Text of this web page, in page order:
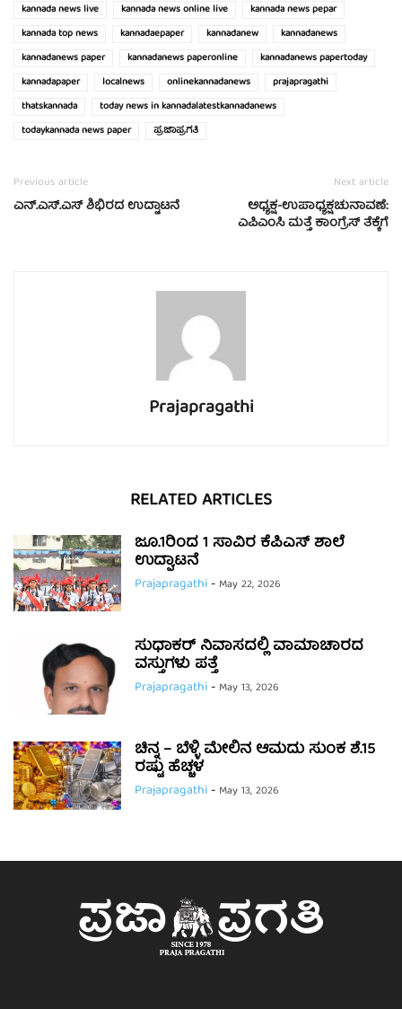
kannada news live
kannada news online live
kannada news pepar
kannada top news
kannadaepaper kannadanew
kannadanews
kannadanews paper
kannadanews paperonline
kannadanews papertoday
kannadapaper
localnews onlinekannadanews
prajapragathi
thatskannada
today news in kannadalatestkannadanews
todaykannada news paper
ಪ್ರಜಾಪ್ರಗತಿ
Previous article
ಎನ್.ಎಸ್.ಎಸ್ ಶಿಭಿರದ ಉದ್ಟಾಟನೆ
Next article
ಅಧ್ಯಕ್ಷ-ಉಪಾಧ್ಯಕ್ಷಚುನಾವಣೆ:
ಎಪಿಎಂಸಿ ಮತ್ತೆ ಕಾಂಗ್ರೆಸ್ ತೆಕ್ಕೆಗೆ
Prajapragathi
RELATED ARTICLES
ಜೂ.1ರಿಂದ 1 ಸಾವಿರ ಕೆಪಿಎಸ್ ಶಾಲೆ
ಉದ್ಘಾಟನೆ
Prajapragathi- May 22, 2026
ಸುಧಾಕರ್ ನಿವಾಸದಲ್ಲಿ ವಾಮಾಚಾರದ
ವಸ್ತುಗಳು ಪತ್ತೆ
Prajapragathi- May 13, 2026
ಚಿನ್ನ – ಬೆಳ್ಳಿ ಮೇಲಿನ ಆಮದು ಸುಂಕ ಶೆ.15
ರಷ್ಟು ಹೆಚ್ಚಳ
Prajapragathi- May 13, 2026